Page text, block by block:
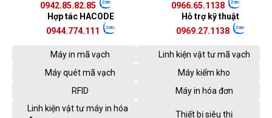
0942.85.82.85
0966.65.1138
Hợp tác HACODE
0944.774.111
Hỗ trợ kỹ thuật
0969.27.1138
Máy in mã vạch
Linh kiện vật tư mã vạch
Máy quét mã vạch
Máy kiểm kho
RFID
Máy in hóa đơn
Linh kiện vật tư máy in hóa
Thiết bị siêu thị